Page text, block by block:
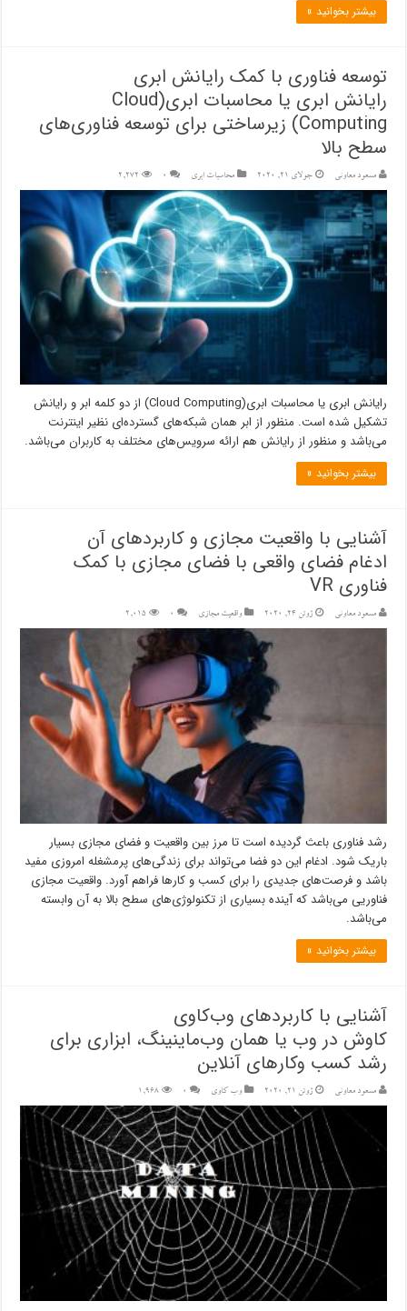
بیشتر بخوانید »
توسعه فناوری با کمک رایانش ابری
رایانش ابری یا محاسبات ابری(Cloud
Computing) زیرساختی برای توسعه فناوری‌های
سطح بالا
مسعود معاونی جولای 21, 2020 محاسبات ابری ۰ 2,272
رایانش ابری یا محاسبات ابری(Cloud Computing) از دو کلمه ابر و رایانش
تشکیل شده است. منظور از ابر همان شبکه‌های گسترده‌ای نظیر اینترنت
می‌باشد و منظور از رایانش هم ارائه سرویس‌های مختلف به کاربران می‌باشد.
بیشتر بخوانید »
آشنایی با واقعیت مجازی و کاربردهای آن
ادغام فضای واقعی با فضای مجازی با کمک
فناوری VR
مسعود معاونی ژوئن 24, 2020 واقعیت مجازی ۰ 2,015
رشد فناوری باعث گردیده است تا مرز بین واقعیت و فضای مجازی بسیار
باریک شود. ادغام این دو فضا می‌تواند برای زندگی‌های پرمشغله امروزی مفید
باشد و فرصت‌های جدیدی را برای کسب و کارها فراهم آورد. واقعیت مجازی
فناوریی می‌باشد که آینده بسیاری از تکنولوژی‌های سطح بالا به آن وابسته
می‌باشد.
بیشتر بخوانید »
آشنایی با کاربردهای وب‌کاوی
کاوش در وب یا همان وب‌ماینینگ، ابزاری برای
رشد کسب وکارهای آنلاین
مسعود معاونی ژوئن 21, 2020 وب کاوی ۰ 1,968